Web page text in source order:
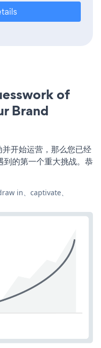
of
Brand
开始运营，那么您已经
的第一个重大挑战。恭
in、captivate、